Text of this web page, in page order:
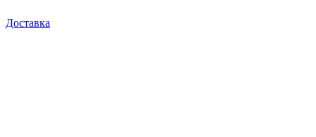
Доставка